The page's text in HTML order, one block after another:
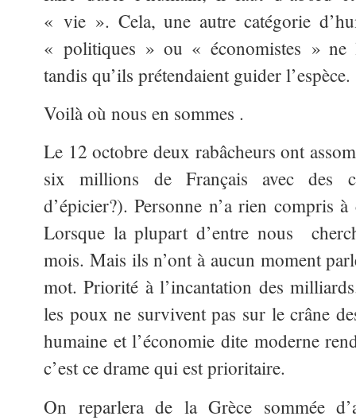
« vie ». Cela, une autre catégorie
« politiques » ou « économistes » ne
tandis qu’ils prétendaient guider l’espèce.
Voilà où nous en sommes .
Le 12 octobre deux rabâcheurs ont
six millions de Français avec des
d’épicier?). Personne n’a rien compris
Lorsque la plupart d’entre nous
mois. Mais ils n’ont à aucun moment
mot. Priorité à l’incantation des
les poux ne survivent pas sur le crâne
humaine et l’économie dite moderne
c’est ce drame qui est prioritaire.
On reparlera de la Grèce sommée